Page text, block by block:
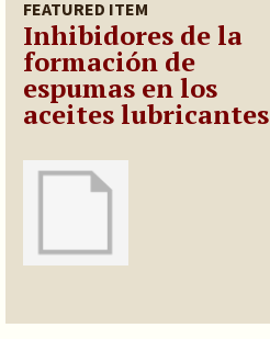
FEATURED ITEM
Inhibidores de la
formación de
espumas en los
aceites lubricantes